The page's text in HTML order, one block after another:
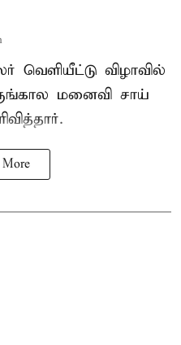
வெளியீட்டு விழாவில்
மனைவி சாய்